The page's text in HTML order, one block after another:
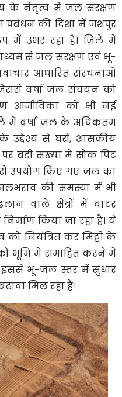
के नेतृत्व में जल संरक्षण
की दिशा में जशपुर
में उभर रहा है। जिले में
से जल संरक्षण एवं भू-
आधारित संरचनाओं
वर्षा जल संचयन को
आजीविका को भी नई
में वर्षा जल के अधिकतम
से घरों, शासकीय
बड़ी संख्या में सोक पिट
उपयोग किए गए जल का
की समस्या में भी
वाले क्षेत्रों में वाटर
किया जा रहा है। ये
को नियंत्रित कर मिट्टी के
भूमि में समाहित करने में
इससे भू-जल स्तर में सुधार
मिल रहा है।